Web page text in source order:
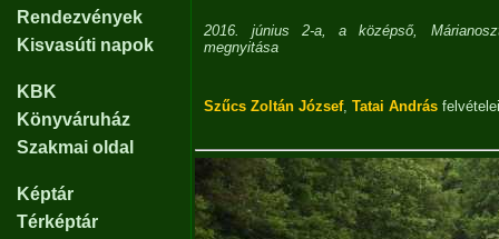
Rendezvények
Kisvasúti napok
KBK
Könyváruház
Szakmai oldal
Képtár
Térképtár
2016. június 2-a, a középső,
megnyitása
Szűcs Zoltán József, Tatai András felvételei